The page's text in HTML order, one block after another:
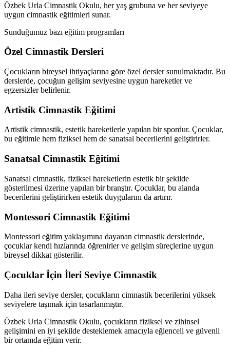
Özbek Urla Cimnastik Okulu, her yaş grubuna ve her seviyeye
uygun cimnastik eğitimleri sunar.
Sunduğumuz bazı eğitim programları
Özel Cimnastik Dersleri
Çocukların bireysel ihtiyaçlarına göre özel dersler sunulmaktadır. Bu
derslerde, çocuğun gelişim seviyesine uygun hareketler ve
egzersizler belirlenir.
Artistik Cimnastik Eğitimi
Artistik cimnastik, estetik hareketlerle yapılan bir spordur. Çocuklar,
bu eğitimle hem fiziksel hem de sanatsal becerilerini geliştirirler.
Sanatsal Cimnastik Eğitimi
Sanatsal cimnastik, fiziksel hareketlerin estetik bir şekilde
gösterilmesi üzerine yapılan bir branştır. Çocuklar, bu alanda
becerilerini geliştirirken estetik duygularını da artırır.
Montessori Cimnastik Eğitimi
Montessori eğitim yaklaşımına dayanan cimnastik derslerinde,
çocuklar kendi hızlarında öğrenirler ve gelişim süreçlerine uygun
bireysel dikkat gösterilir.
Çocuklar İçin İleri Seviye Cimnastik
Daha ileri seviye dersler, çocukların cimnastik becerilerini yüksek
seviyelere taşımak için tasarlanmıştır.
Özbek Urla Cimnastik Okulu, çocukların fiziksel ve zihinsel
gelişimini en iyi şekilde desteklemek amacıyla eğlenceli ve güvenli
bir ortamda eğitim verir.